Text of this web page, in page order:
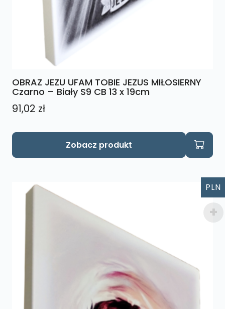
OBRAZ JEZU UFAM TOBIE JEZUS MIŁOSIERNY
Czarno – Biały S9 CB 13 x 19cm
91,02 zł
Zobacz produkt
PLN